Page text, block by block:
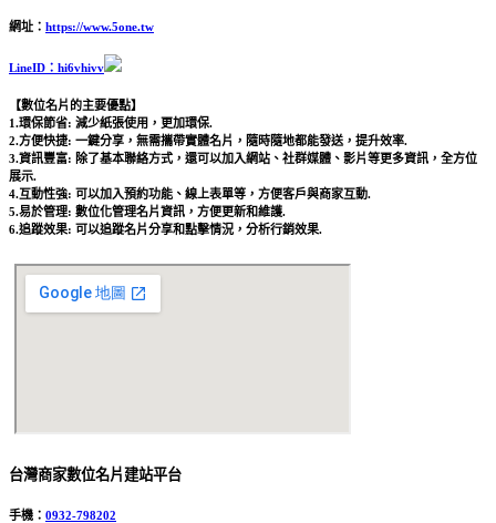
網址： https://www.5one.tw
LineID：hi6vhivv
【數位名片的主要優點】
1.環保節省: 減少紙張使用，更加環保.
2.方便快捷: 一鍵分享，無需攜帶實體名片，隨時隨地都能發送，提升效率.
3.資訊豐富: 除了基本聯絡方式，還可以加入網站、社群媒體、影片等更多資訊，全方位
展示.
4.互動性強: 可以加入預約功能、線上表單等，方便客戶與商家互動.
5.易於管理: 數位化管理名片資訊，方便更新和維護.
6.追蹤效果: 可以追蹤名片分享和點擊情況，分析行銷效果.
台灣商家數位名片建站平台
手機： 0932-798202